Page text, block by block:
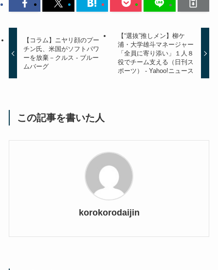
【コラム】ニヤリ顔のプー
チン氏、米国がソフトパワ
ーを放棄－クルス - ブルー
ムバーグ
【“選抜”推しメン】柳ケ
浦・大学雄斗マネージャー
「全員に寄り添い」１人８
役でチーム支える（日刊ス
ポーツ） - Yahoo!ニュース
この記事を書いた人
korokorodaijin